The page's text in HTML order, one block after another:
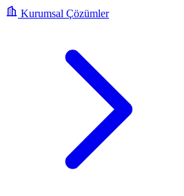
Kurumsal Çözümler